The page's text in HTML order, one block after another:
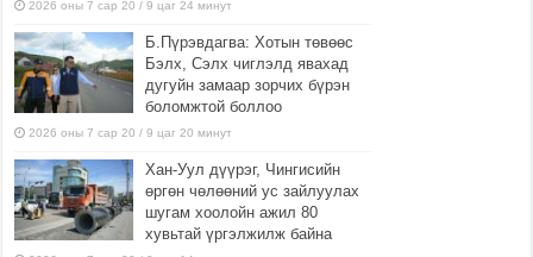
2026 оны 7 сар 20 / 9 цаг 24 минут
Б.Пүрэвдагва: Хотын төвөөс
Бэлх, Сэлх чиглэлд явахад
дугуйн замаар зорчих бүрэн
боломжтой боллоо
2026 оны 7 сар 20 / 9 цаг 20 минут
Хан-Уул дүүрэг, Чингисийн
өргөн чөлөөний ус зайлуулах
шугам хоолойн ажил 80
хувьтай үргэлжилж байна